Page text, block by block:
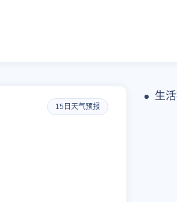
15日天气预报
生